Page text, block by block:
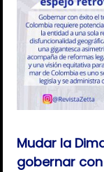
Mudar la
gobernar